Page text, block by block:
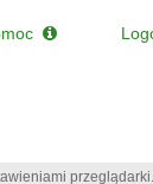
przeglądarki.